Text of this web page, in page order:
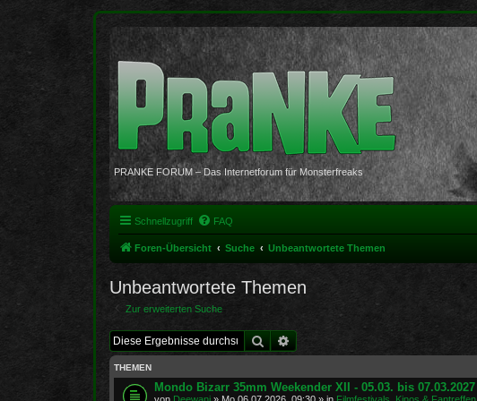
PRANKE FORUM – Das Internetforum für Monsterfreaks
Schnellzugriff FAQ
Foren-Übersicht Suche Unbeantwortete Themen
Unbeantwortete Themen
Zur erweiterten Suche
Suche
THEMEN
Mondo Bizarr 35mm Weekender XII - 05.03. bis 07.03.2027
von Deewani » Mo 06.07.2026, 09:30 » in Filmfestivals, Kinos & Fantreffen